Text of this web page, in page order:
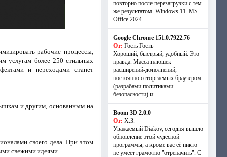
рабочие процессы,
услугам более 250 стильных
и переходами станет
и другим, основанным на
своего дела. При этом
свежими идеями.
повторно после перезагрузки с тем
же результатом. Windows 11. MS
Offiсe 2024.
Google Chrome 151.0.7922.76
От: Гость Гость
Хороший, быстрый, удобный. Это
правда. Масса плюшек
расширений-дополнений,
постоянно отторгаемых браузером
(разрабами политиками
безопасности) и
Boom 3D 2.0.0
От: Х.З.
Уважаемый Diakov, сегодня вышло
обновление этой чудесной
программы, а кроме вас её никто
не умеет грамотно "отрепачить". С